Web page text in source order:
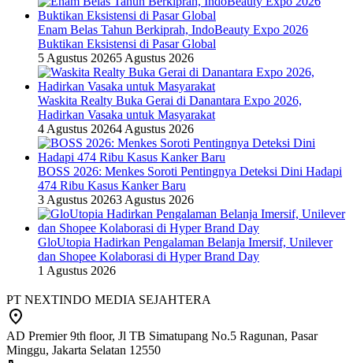
Enam Belas Tahun Berkiprah, IndoBeauty Expo 2026
Buktikan Eksistensi di Pasar Global
5 Agustus 20265 Agustus 2026
Waskita Realty Buka Gerai di Danantara Expo 2026,
Hadirkan Vasaka untuk Masyarakat
4 Agustus 20264 Agustus 2026
BOSS 2026: Menkes Soroti Pentingnya Deteksi Dini Hadapi
474 Ribu Kasus Kanker Baru
3 Agustus 20263 Agustus 2026
GloUtopia Hadirkan Pengalaman Belanja Imersif, Unilever
dan Shopee Kolaborasi di Hyper Brand Day
1 Agustus 2026
PT NEXTINDO MEDIA SEJAHTERA
AD Premier 9th floor, Jl TB Simatupang No.5 Ragunan, Pasar
Minggu, Jakarta Selatan 12550